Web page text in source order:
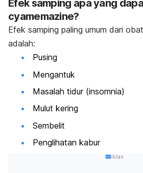
Efek samping apa yang
cyamemazine?
Efek samping paling umum dari
adalah:
Pusing
Mengantuk
Masalah tidur (insomnia)
Mulut kering
Sembelit
Penglihatan kabur
Iklan